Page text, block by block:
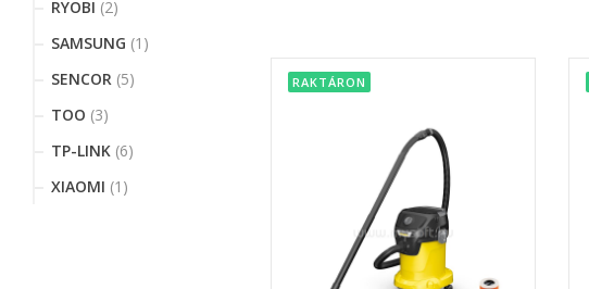
RYOBI (2)
SAMSUNG (1)
SENCOR (5)
TOO (3)
TP-LINK (6)
XIAOMI (1)
RAKTÁRON